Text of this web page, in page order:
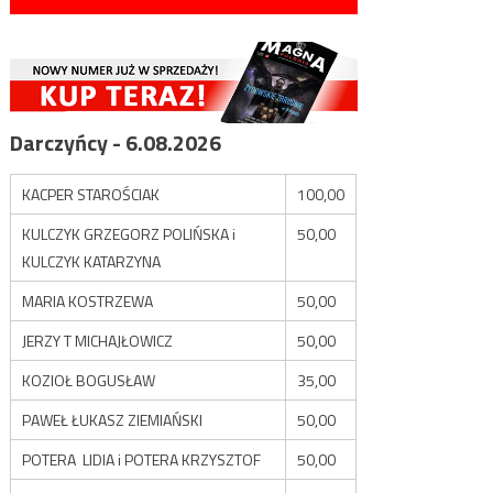
Darczyńcy - 6.08.2026
KACPER STAROŚCIAK
100,00
KULCZYK GRZEGORZ POLIŃSKA i
KULCZYK KATARZYNA
50,00
MARIA KOSTRZEWA
50,00
JERZY T MICHAJŁOWICZ
50,00
KOZIOŁ BOGUSŁAW
35,00
PAWEŁ ŁUKASZ ZIEMIAŃSKI
50,00
POTERA LIDIA i POTERA KRZYSZTOF
50,00